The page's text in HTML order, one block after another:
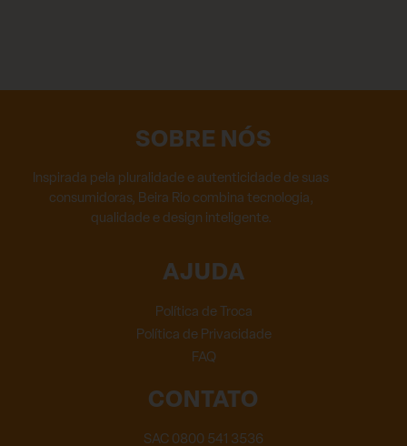
SOBRE NÓS
Inspirada pela pluralidade e autenticidade de suas
consumidoras, Beira Rio combina tecnologia,
qualidade e design inteligente.
AJUDA
Política de Troca
Política de Privacidade
FAQ
CONTATO
SAC 0800 541 3536